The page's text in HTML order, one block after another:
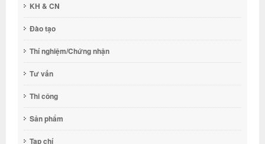
KH & CN
Đào tạo
Thí nghiệm/Chứng nhận
Tư vấn
Thi công
Sản phẩm
Tạp chí